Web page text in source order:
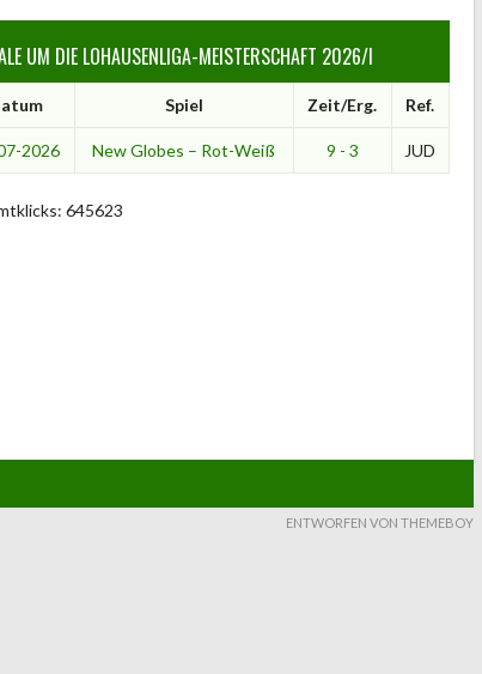
UM DIE LOHAUSENLIGA-MEISTERSCHAFT 2026/I
Spiel Zeit/Erg. Ref.
2026 New Globes – Rot-Weiß 9 - 3 JUD
645623
ENTWORFEN VON THEMEBOY